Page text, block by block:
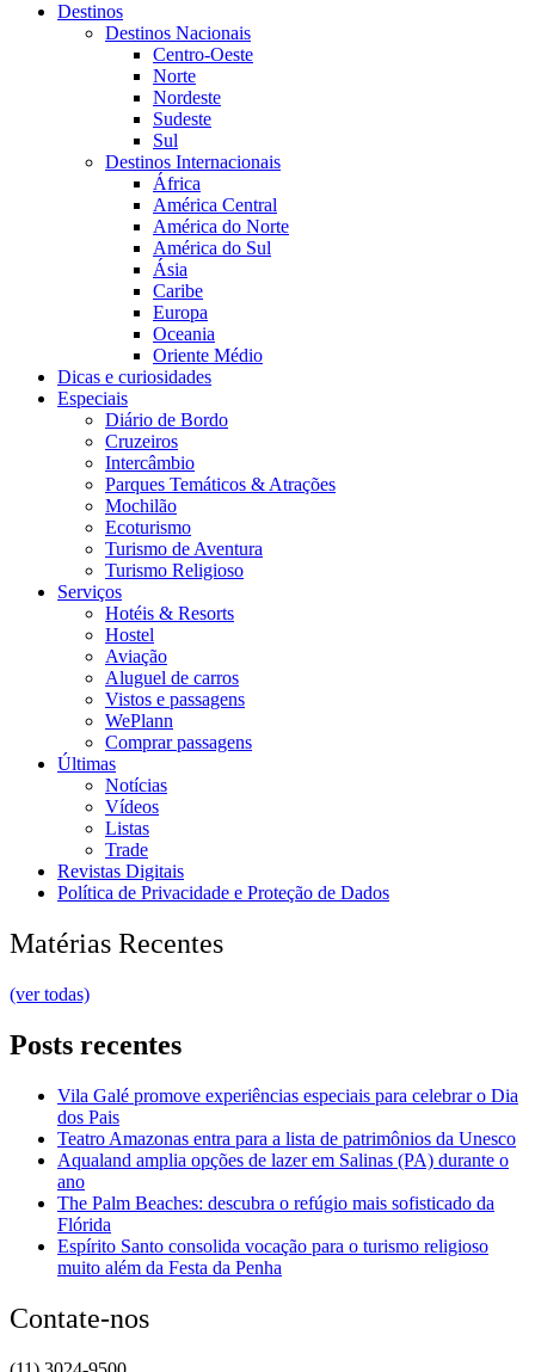
Destinos
Destinos Nacionais
Centro-Oeste
Norte
Nordeste
Sudeste
Sul
Destinos Internacionais
África
América Central
América do Norte
América do Sul
Ásia
Caribe
Europa
Oceania
Oriente Médio
Dicas e curiosidades
Especiais
Diário de Bordo
Cruzeiros
Intercâmbio
Parques Temáticos & Atrações
Mochilão
Ecoturismo
Turismo de Aventura
Turismo Religioso
Serviços
Hotéis & Resorts
Hostel
Aviação
Aluguel de carros
Vistos e passagens
WePlann
Comprar passagens
Últimas
Notícias
Vídeos
Listas
Trade
Revistas Digitais
Política de Privacidade e Proteção de Dados
Matérias Recentes
(ver todas)
Posts recentes
Vila Galé promove experiências especiais para celebrar o Dia
dos Pais
Teatro Amazonas entra para a lista de patrimônios da Unesco
Aqualand amplia opções de lazer em Salinas (PA) durante o
ano
The Palm Beaches: descubra o refúgio mais sofisticado da
Flórida
Espírito Santo consolida vocação para o turismo religioso
muito além da Festa da Penha
Contate-nos